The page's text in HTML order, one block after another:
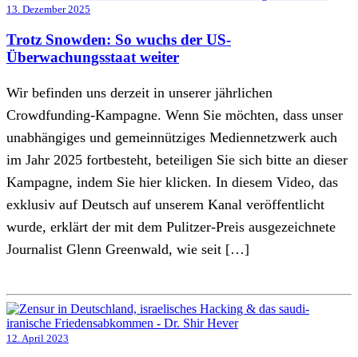
13. Dezember 2025
Trotz Snowden: So wuchs der US-
Überwachungsstaat weiter
Wir befinden uns derzeit in unserer jährlichen
Crowdfunding-Kampagne. Wenn Sie möchten, dass unser
unabhängiges und gemeinnütziges Mediennetzwerk auch
im Jahr 2025 fortbesteht, beteiligen Sie sich bitte an dieser
Kampagne, indem Sie hier klicken. In diesem Video, das
exklusiv auf Deutsch auf unserem Kanal veröffentlicht
wurde, erklärt der mit dem Pulitzer-Preis ausgezeichnete
Journalist Glenn Greenwald, wie seit […]
12. April 2023